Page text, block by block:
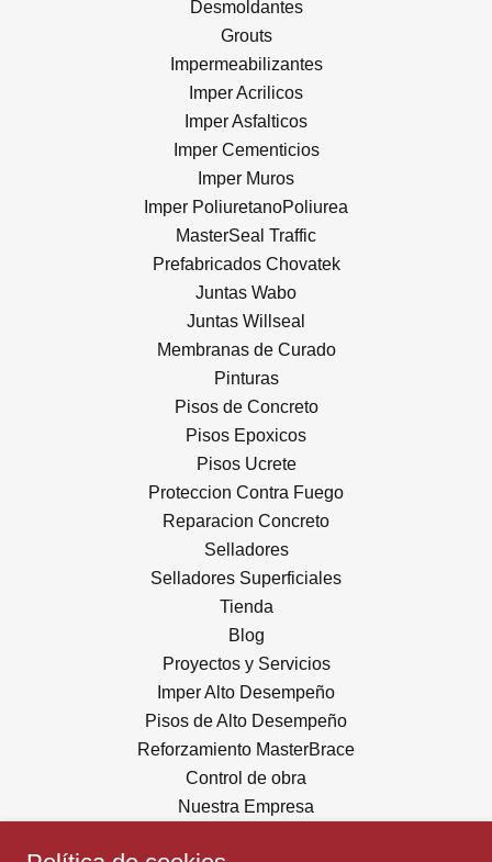
Desmoldantes
Grouts
Impermeabilizantes
Imper Acrilicos
Imper Asfalticos
Imper Cementicios
Imper Muros
Imper PoliuretanoPoliurea
MasterSeal Traffic
Prefabricados Chovatek
Juntas Wabo
Juntas Willseal
Membranas de Curado
Pinturas
Pisos de Concreto
Pisos Epoxicos
Pisos Ucrete
Proteccion Contra Fuego
Reparacion Concreto
Selladores
Selladores Superficiales
Tienda
Blog
Proyectos y Servicios
Imper Alto Desempeño
Pisos de Alto Desempeño
Reforzamiento MasterBrace
Control de obra
Nuestra Empresa